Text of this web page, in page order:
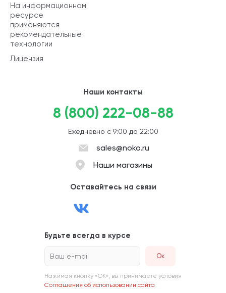
На информационном
ресурсе
применяются
рекомендательные
технологии
Лицензия
Наши контакты
8 (800) 222-08-88
Ежедневно с 9:00 до 22:00
sales@noko.ru
Наши магазины
Оставайтесь на связи
Будьте всегда в курсе
Ваш e-mail
Нажимая кнопку «ОК», вы принимаете условия
Соглашения об использовании сайта